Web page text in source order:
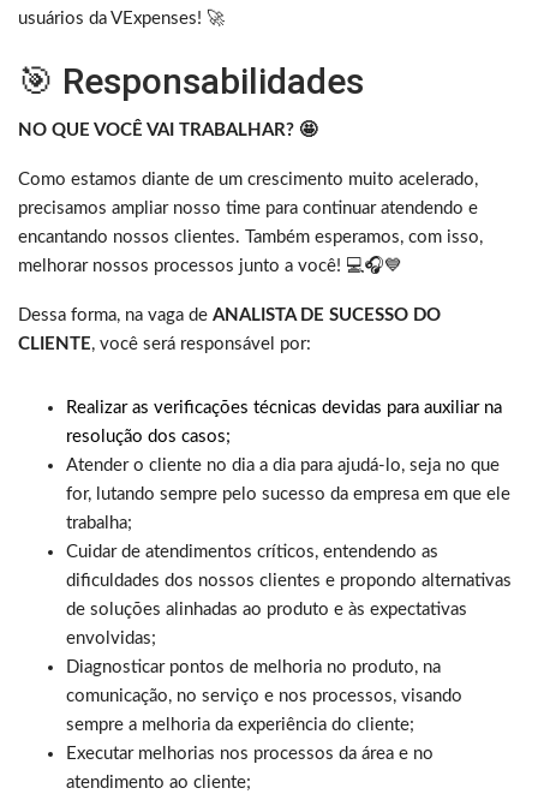
usuários da VExpenses! 🚀
🎯 Responsabilidades
NO QUE VOCÊ VAI TRABALHAR? 🤩
Como estamos diante de um crescimento muito acelerado,
precisamos ampliar nosso time para continuar atendendo e
encantando nossos clientes. Também esperamos, com isso,
melhorar nossos processos junto a você! 💻🎧💙
Dessa forma, na vaga de ANALISTA DE SUCESSO DO
CLIENTE, você será responsável por:
Realizar as verificações técnicas devidas para auxiliar na
resolução dos casos;
Atender o cliente no dia a dia para ajudá-lo, seja no que
for, lutando sempre pelo sucesso da empresa em que ele
trabalha;
Cuidar de atendimentos críticos, entendendo as
dificuldades dos nossos clientes e propondo alternativas
de soluções alinhadas ao produto e às expectativas
envolvidas;
Diagnosticar pontos de melhoria no produto, na
comunicação, no serviço e nos processos, visando
sempre a melhoria da experiência do cliente;
Executar melhorias nos processos da área e no
atendimento ao cliente;